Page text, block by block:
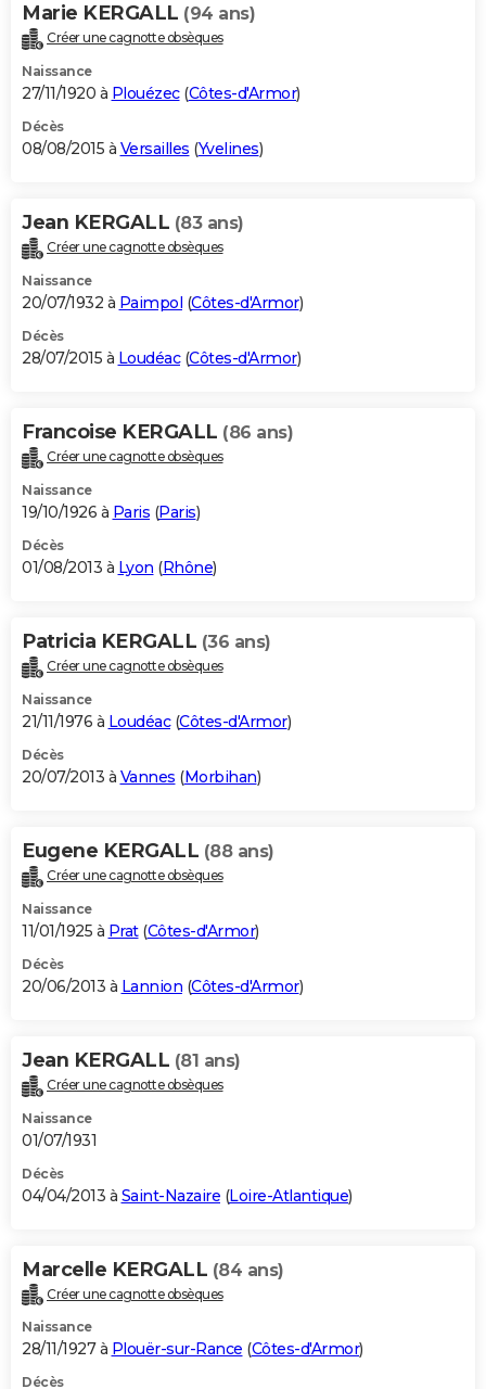
Marie KERGALL (94 ans)
Créer une cagnotte obsèques
Naissance
27/11/1920 à Plouézec(Côtes-d'Armor)
Décès
08/08/2015 à Versailles (Yvelines)
Jean KERGALL (83 ans)
Créer une cagnotte obsèques
Naissance
20/07/1932 à Paimpol (Côtes-d'Armor)
Décès
28/07/2015 à Loudéac(Côtes-d'Armor)
Francoise KERGALL (86 ans)
Créer une cagnotte obsèques
Naissance
19/10/1926 à Paris (Paris)
Décès
01/08/2013 à Lyon (Rhône)
Patricia KERGALL (36 ans)
Créer une cagnotte obsèques
Naissance
21/11/1976 à Loudéac(Côtes-d'Armor)
Décès
20/07/2013 à Vannes (Morbihan)
Eugene KERGALL (88 ans)
Créer une cagnotte obsèques
Naissance
11/01/1925 à Prat(Côtes-d'Armor)
Décès
20/06/2013 à Lannion (Côtes-d'Armor)
Jean KERGALL (81 ans)
Créer une cagnotte obsèques
Naissance
01/07/1931
Décès
04/04/2013 à Saint-Nazaire (Loire-Atlantique)
Marcelle KERGALL (84 ans)
Créer une cagnotte obsèques
Naissance
28/11/1927 à Plouër-sur-Rance (Côtes-d'Armor)
Décès